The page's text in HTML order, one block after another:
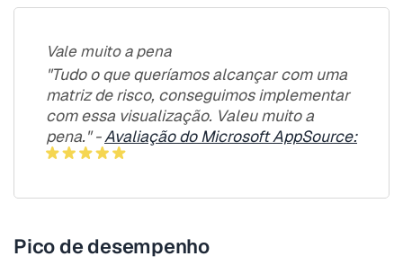
Vale muito a pena
"Tudo o que queríamos alcançar com uma
matriz de risco, conseguimos implementar
com essa visualização. Valeu muito a
pena." -Avaliação do Microsoft AppSource:
Pico de desempenho